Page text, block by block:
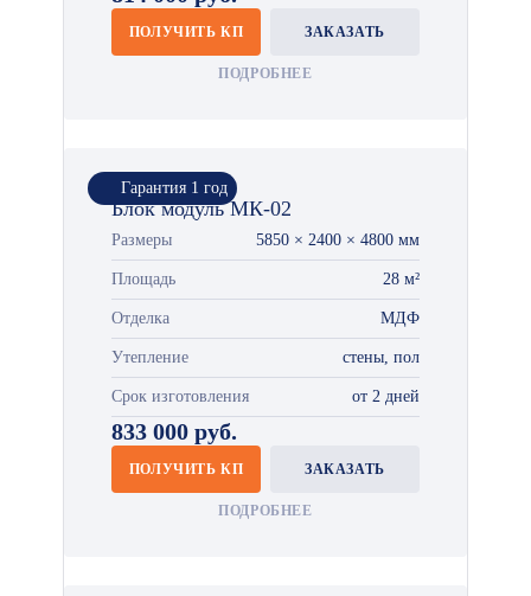
ПОЛУЧИТЬ КП ЗАКАЗАТЬ
ПОДРОБНЕЕ
Гарантия 1 год
Блок модуль МК-02
Размеры 5850 × 2400 × 4800 мм
Площадь 28 м²
Отделка МДФ
Утепление стены, пол
Срок изготовления от 2 дней
833 000 руб.
ПОЛУЧИТЬ КП ЗАКАЗАТЬ
ПОДРОБНЕЕ